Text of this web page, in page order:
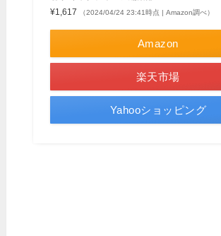
¥1,617
（2024/04/24 23:41時点 | Amazon調べ）
Amazon
楽天市場
Yahooショッピング